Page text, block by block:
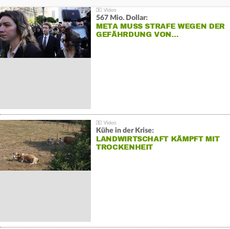
567 Mio. Dollar:
META MUSS STRAFE WEGEN DER
GEFÄHRDUNG VON…
Kühe in der Krise:
LANDWIRTSCHAFT KÄMPFT MIT
TROCKENHEIT